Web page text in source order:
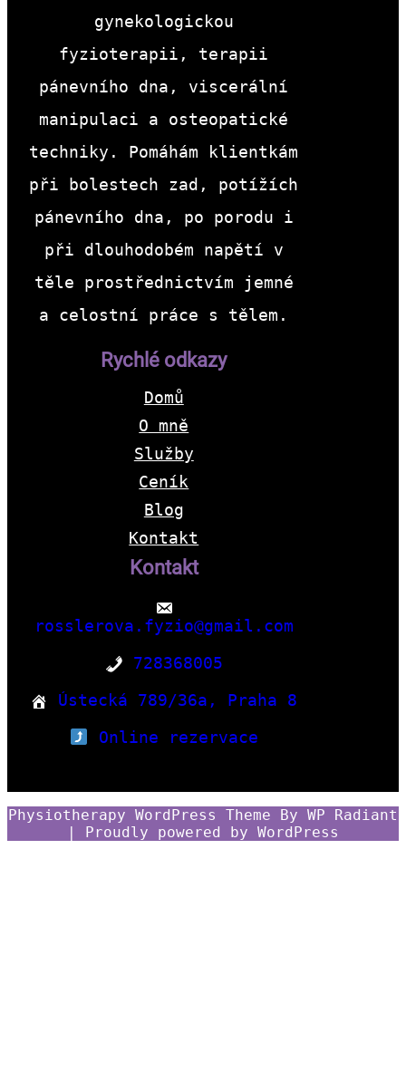
gynekologickou
fyzioterapii, terapii
pánevního dna, viscerální
manipulaci a osteopatické
techniky. Pomáhám klientkám
při bolestech zad, potížích
pánevního dna, po porodu i
při dlouhodobém napětí v
těle prostřednictvím jemné
a celostní práce s tělem.
Rychlé odkazy
Domů
O mně
Služby
Ceník
Blog
Kontakt
Kontakt
rosslerova.fyzio@gmail.com
728368005
Ústecká 789/36a, Praha 8
Online rezervace
Physiotherapy WordPress Theme By WP Radiant
| Proudly powered by WordPress